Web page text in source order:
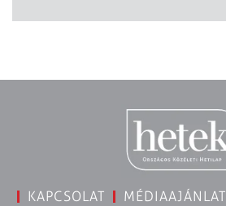
KAPCSOLAT MÉDIAAJÁNLAT